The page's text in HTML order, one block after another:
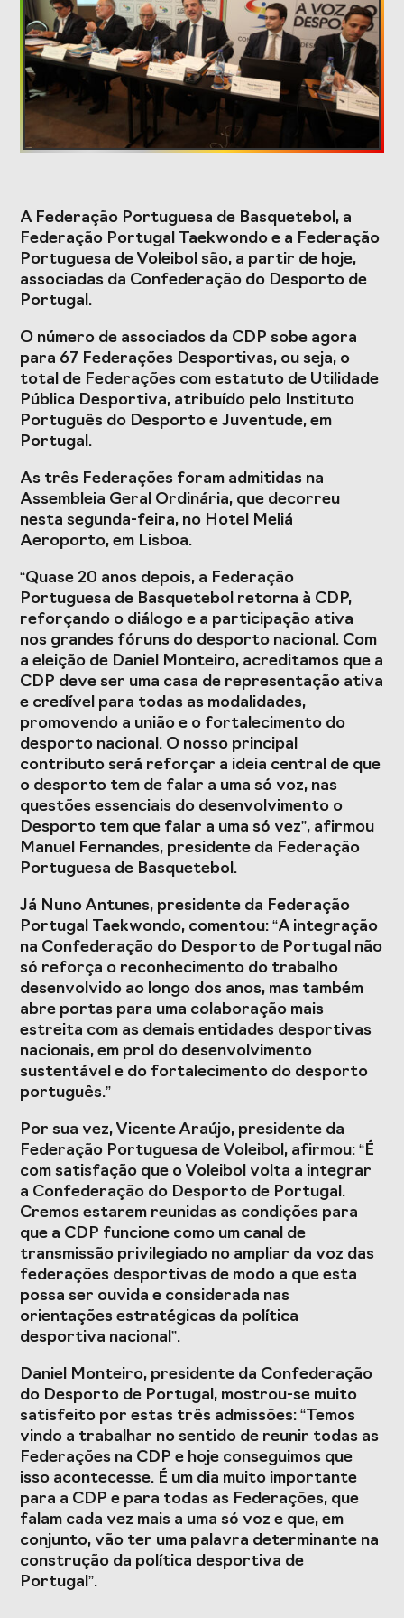
Formação
Estudos e Projetos
O Valor do
(1996-2024) e o seu
futuro
Estudo
impacto da
COVID-19
Projetos Europeus
Eventos
Cimeira de
Presidentes de
Federações
Desportivas
Gala do Desporto
de Portugal
Prémios Voz do
Desporto
Jogos CPLP
Congresso
Nacional do
Desporto
A Federação Portuguesa de Basquetebol, a
Federação Portugal Taekwondo e a Federação
Portuguesa de Voleibol são, a partir de hoje,
associadas da Confederação do Desporto de
Portugal.
O número de associados da CDP sobe agora
para 67 Federações Desportivas, ou seja, o
total de Federações com estatuto de Utilidade
Pública Desportiva, atribuído pelo Instituto
Português do Desporto e Juventude, em
Portugal.
As três Federações foram admitidas na
Assembleia Geral Ordinária, que decorreu
nesta segunda-feira, no Hotel Meliá
Aeroporto, em Lisboa.
“Quase 20 anos depois, a Federação
Portuguesa de Basquetebol retorna à CDP,
reforçando o diálogo e a participação ativa
nos grandes fóruns do desporto nacional. Com
a eleição de Daniel Monteiro, acreditamos que a
CDP deve ser uma casa de representação ativa
e credível para todas as modalidades,
promovendo a união e o fortalecimento do
desporto nacional. O nosso principal
contributo será reforçar a ideia central de que
o desporto tem de falar a uma só voz, nas
questões essenciais do desenvolvimento o
Desporto tem que falar a uma só vez”, afirmou
Manuel Fernandes, presidente da Federação
Portuguesa de Basquetebol.
Já Nuno Antunes, presidente da Federação
Portugal Taekwondo, comentou: “A integração
na Confederação do Desporto de Portugal não
só reforça o reconhecimento do trabalho
desenvolvido ao longo dos anos, mas também
abre portas para uma colaboração mais
estreita com as demais entidades desportivas
nacionais, em prol do desenvolvimento
sustentável e do fortalecimento do desporto
português.”
Por sua vez, Vicente Araújo, presidente da
Federação Portuguesa de Voleibol, afirmou: “É
com satisfação que o Voleibol volta a integrar
a Confederação do Desporto de Portugal.
Cremos estarem reunidas as condições para
que a CDP funcione como um canal de
transmissão privilegiado no ampliar da voz das
federações desportivas de modo a que esta
possa ser ouvida e considerada nas
orientações estratégicas da política
desportiva nacional”.
Daniel Monteiro, presidente da Confederação
do Desporto de Portugal, mostrou-se muito
satisfeito por estas três admissões: “Temos
vindo a trabalhar no sentido de reunir todas as
Federações na CDP e hoje conseguimos que
isso acontecesse. É um dia muito importante
para a CDP e para todas as Federações, que
falam cada vez mais a uma só voz e que, em
conjunto, vão ter uma palavra determinante na
construção da política desportiva de
Portugal”.